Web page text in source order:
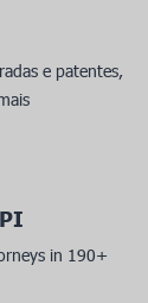
e patentes,
in 190+